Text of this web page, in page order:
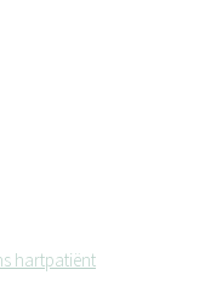
hartpatiënt